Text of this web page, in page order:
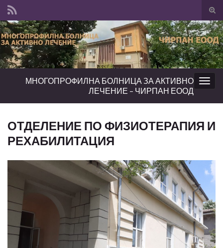
Search for:
МНОГОПРОФИЛНА БОЛНИЦА ЗА АКТИВНО
ЛЕЧЕНИЕ – ЧИРПАН ЕООД
ОТДЕЛЕНИЕ ПО ФИЗИОТЕРАПИЯ И
РЕХАБИЛИТАЦИЯ